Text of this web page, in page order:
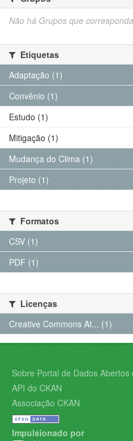
Não há Grupos que
Etiquetas
Adaptação (1)
Convênio (1)
Estudo (1)
Mitigação (1)
Mudança do Clima (1)
Projeto (1)
Formatos
CSV (1)
PDF (1)
Licenças
Creative Commons At... (1)
Sobre Portal de Dados Abertos
API do CKAN
Associação CKAN
Impulsionado por